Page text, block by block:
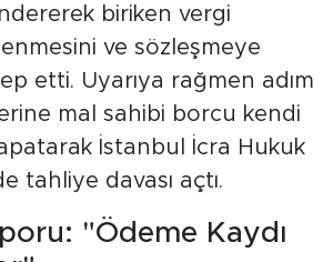
biriken vergi
ve sözleşmeye
etti. Uyarıya rağmen adım
mal sahibi borcu kendi
İstanbul İcra Hukuk
tahliye davası açtı.
"Ödeme Kaydı